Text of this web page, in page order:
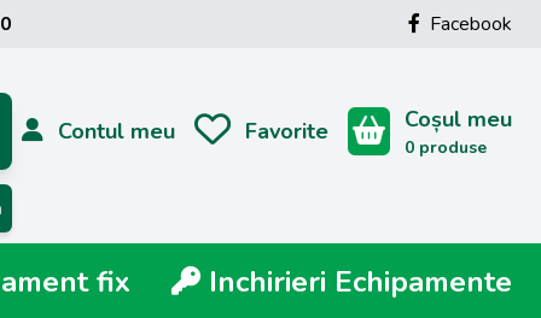
Facebook
Contul meu Favorite Coșul meu
0 produse
fix Inchirieri Echipamente